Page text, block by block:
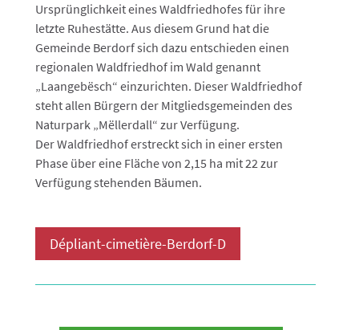
Ursprünglichkeit eines Waldfriedhofes für ihre
letzte Ruhestätte. Aus diesem Grund hat die
Gemeinde Berdorf sich dazu entschieden einen
regionalen Waldfriedhof im Wald genannt
„Laangebësch“ einzurichten. Dieser Waldfriedhof
steht allen Bürgern der Mitgliedsgemeinden des
Naturpark „Mëllerdall“ zur Verfügung.
Der Waldfriedhof erstreckt sich in einer ersten
Phase über eine Fläche von 2,15 ha mit 22 zur
Verfügung stehenden Bäumen.
Dépliant-cimetière-Berdorf-D